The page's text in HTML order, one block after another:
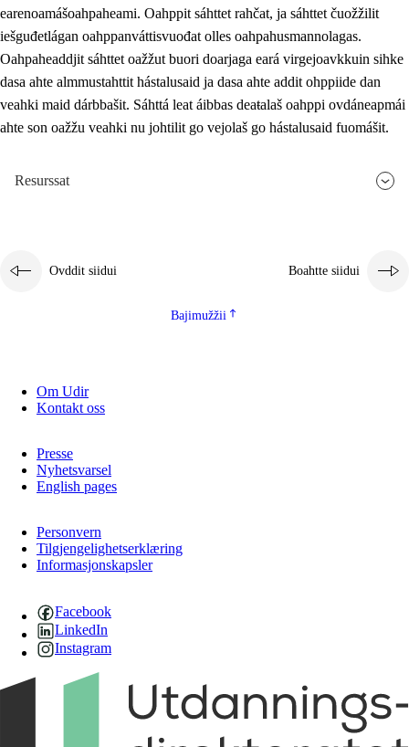
earenoamášoahpaheami. Oahppit sáhttet rahčat, ja sáhttet čuožžilit
iešguđetlágan oahppanváttisvuođat olles oahpahusmannolagas.
Oahpaheaddjit sáhttet oažžut buori doarjaga eará virgejoavkkuin sihke
dasa ahte almmustahttit hástalusaid ja dasa ahte addit ohppiide dan
veahki maid dárbbašit. Sáhttá leat áibbas deaŧalaš oahppi ovdáneapmái
ahte son oažžu veahki nu johtilit go vejolaš go hástalusaid fuomášit.
Resurssat
Ovddit siidui Boahtte siidui
Bajimužžii
Om Udir
Kontakt oss
Presse
Nyhetsvarsel
English pages
Personvern
Tilgjengelighetserklæring
Informasjonskapsler
Facebook
LinkedIn
Instagram